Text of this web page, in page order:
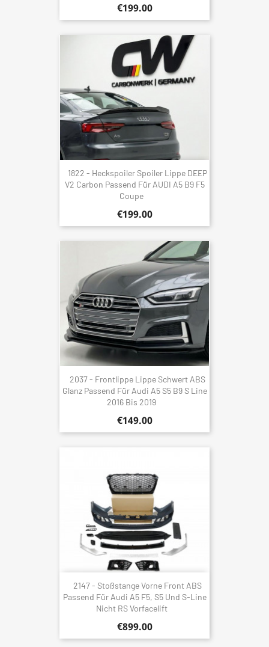
€199.00
1822 - Heckspoiler Spoiler Lippe DEEP
V2 Carbon Passend Für AUDI A5 B9 F5
Coupe
€199.00
2037 - Frontlippe Lippe Schwert ABS
Glanz Passend Für Audi A5 S5 B9 S Line
2016 Bis 2019
€149.00
2147 - Stoßstange Vorne Front ABS
Passend Für Audi A5 F5, S5 Und S-Line
Nicht RS Vorfacelift
€899.00